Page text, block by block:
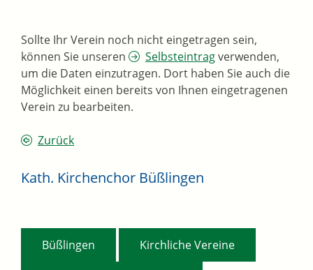
Sollte Ihr Verein noch nicht eingetragen sein,
können Sie unseren
Selbsteintragverwenden,
um die Daten einzutragen. Dort haben Sie auch die
Möglichkeit einen bereits von Ihnen eingetragenen
Verein zu bearbeiten.
Zurück
Kath. Kirchenchor Büßlingen
Büßlingen Kirchliche Vereine